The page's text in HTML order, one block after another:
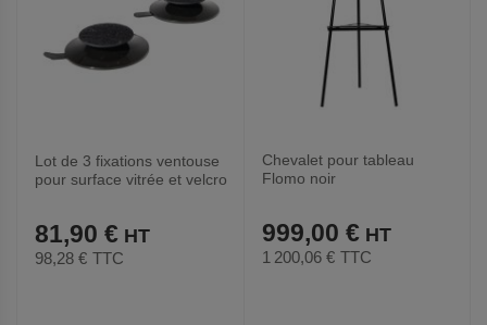
Lot de 3 fixations ventouse
pour surface vitrée et velcro
81,90 €
98,28 € TTC
Chevalet pour tableau
Flomo noir
999,00 €
1 200,06 € TTC